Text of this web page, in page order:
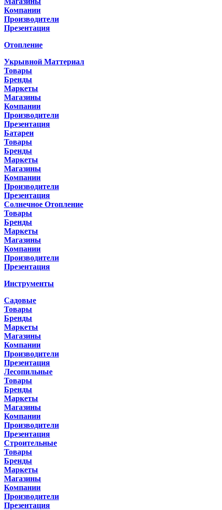
Компании
Производители
Презентация
Отопление
Укрывной Маттериал
Товары
Бренды
Маркеты
Магазины
Компании
Производители
Презентация
Батареи
Товары
Бренды
Маркеты
Магазины
Компании
Производители
Презентация
Солнечное Отопление
Товары
Бренды
Маркеты
Магазины
Компании
Производители
Презентация
Инструменты
Садовые
Товары
Бренды
Маркеты
Магазины
Компании
Производители
Презентация
Лесопильные
Товары
Бренды
Маркеты
Магазины
Компании
Производители
Презентация
Строительные
Товары
Бренды
Маркеты
Магазины
Компании
Производители
Презентация